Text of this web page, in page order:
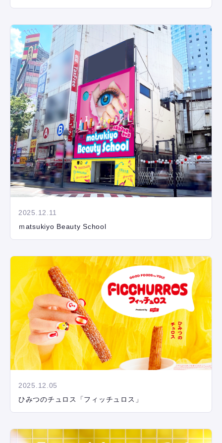
2025.12.11
ｍatsukiyo Beauty School
2025.12.05
ひみつのチュロス「フィッチュロス」